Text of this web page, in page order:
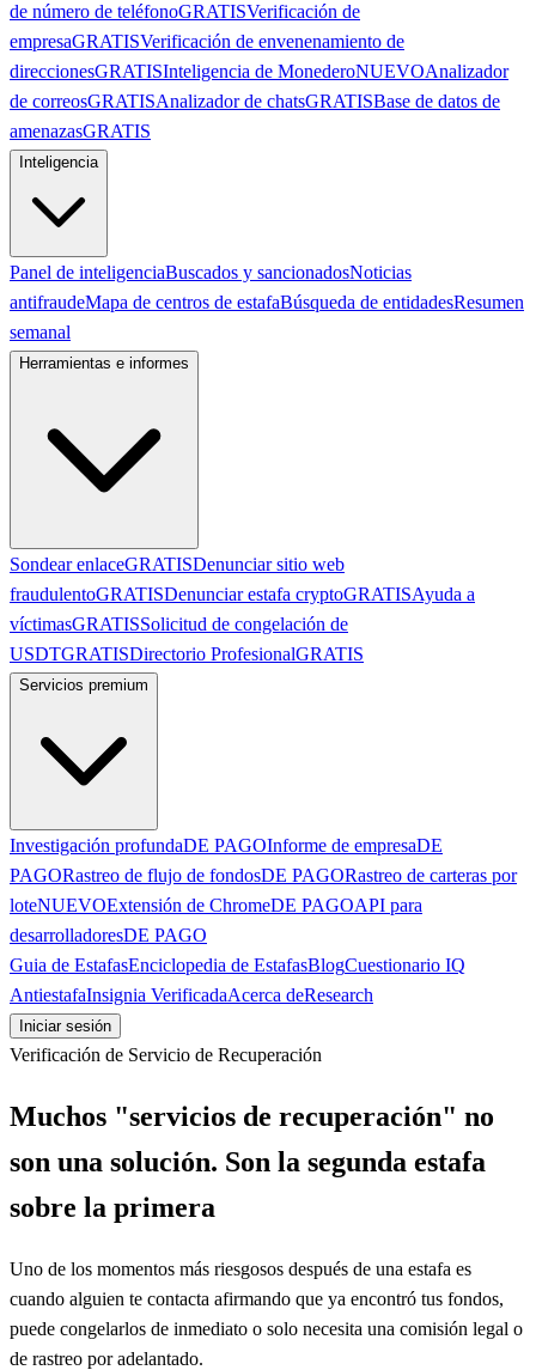
de número de teléfonoGRATISVerificación de
empresaGRATISVerificación de envenenamiento de
direccionesGRATISInteligencia de MonederoNUEVOAnalizador
de correosGRATISAnalizador de chatsGRATISBase de datos de
amenazasGRATIS
Inteligencia
Panel de inteligenciaBuscados y sancionadosNoticias
antifraudeMapa de centros de estafaBúsqueda de entidadesResumen
semanal
Herramientas e informes
Sondear enlaceGRATISDenunciar sitio web
fraudulentoGRATISDenunciar estafa cryptoGRATISAyuda a
víctimasGRATISSolicitud de congelación de
USDTGRATISDirectorio ProfesionalGRATIS
Servicios premium
Investigación profundaDE PAGOInforme de empresaDE
PAGORastreo de flujo de fondosDE PAGORastreo de carteras por
loteNUEVOExtensión de ChromeDE PAGOAPI para
desarrolladoresDE PAGO
Guia de EstafasEnciclopedia de EstafasBlogCuestionario IQ
AntiestafaInsignia VerificadaAcerca deResearch
Iniciar sesión
Verificación de Servicio de Recuperación
Muchos "servicios de recuperación" no
son una solución. Son la segunda estafa
sobre la primera
Uno de los momentos más riesgosos después de una estafa es
cuando alguien te contacta afirmando que ya encontró tus fondos,
puede congelarlos de inmediato o solo necesita una comisión legal o
de rastreo por adelantado.